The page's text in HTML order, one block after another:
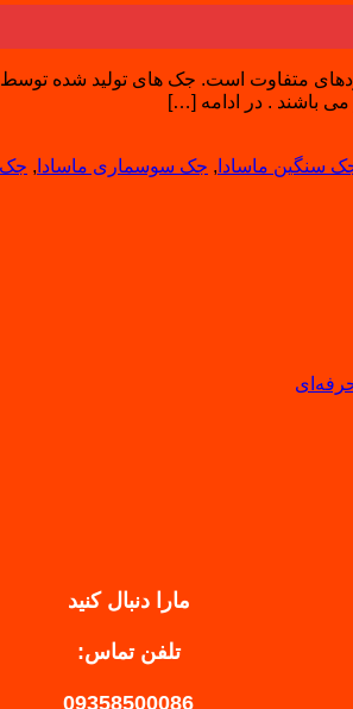
متفاوت است. جک های تولید شده
می باشند . در ادامه […]
سنگین ماسادا , جک سوسماری ماسادا , جک
مارا دنبال کنید
تلفن تماس:
09358500086